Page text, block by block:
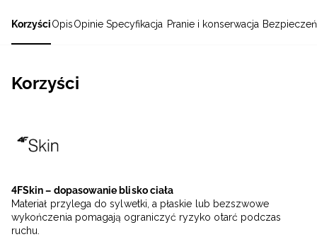
KorzyściOpisOpinie Specyfikacja Pranie i konserwacja
Korzyści
4FSkin – dopasowanie blisko ciała
Materiał przylega do sylwetki, a płaskie lub bezszwowe
wykończenia pomagają ograniczyć ryzyko otarć podczas
ruchu.